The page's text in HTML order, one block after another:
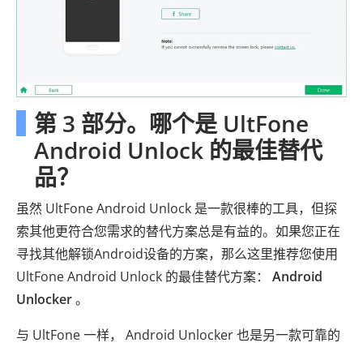
第 3 部分。哪个是 UltFone
Android Unlock 的最佳替代
品？
虽然 UltFone Android Unlock 是一款很棒的工具，但探
索其他更符合您需求的替代方案总是有益的。如果您正在
寻找其他解锁Android设备的方案，那么这里推荐您使用
UltFone Android Unlock 的最佳替代方案： Android
Unlocker。
与 UltFone 一样， Android Unlocker 也是另一款可靠的